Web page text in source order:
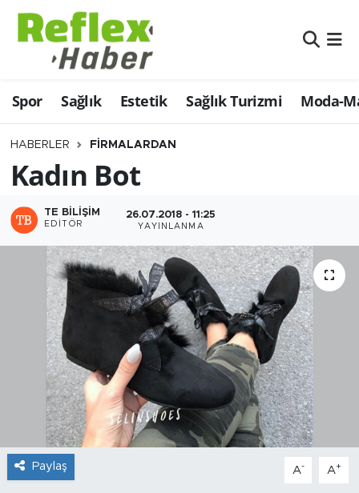
Spor Sağlık Estetik Sağlık Turizmi Moda-
HABERLER FIRMALARDAN
Kadın Bot
TE BILIŞIM
EDITÖR
26.07.2018 - 11:25
YAYINLANMA
Paylaş A- A+
Eğitim
Estetik
Firmalardan
Güncel
İş ve Ekonomi
Moda-Magazin-Eğlence
Sağlık
Sağlık Turizmi
Sanat
Spor
Teknoloji
Nöbetçi Eczaneler
Hava Durumu
Namaz Vakitleri
Trafik Durumu
Şampiyonlar Ligi Puan Durumu ve Fikstür
Tüm Manşetler
Son Dakika Haberleri
Haber Arşivi